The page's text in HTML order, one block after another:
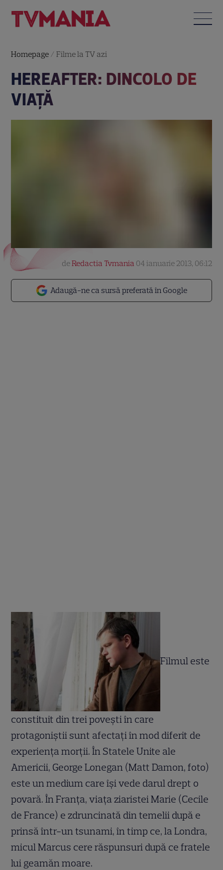
Homepage /Filme la TV azi
HEREAFTER: DINCOLO DE
VIAŢĂ
Adaugă-ne ca sursă preferată în Google
deRedactia Tvmania 04 ianuarie 2013, 06:12
Filmul este
constituit din trei povești în care
protagoniștii sunt afectați în mod diferit de
experiența morții. În Statele Unite ale
Americii, George Lonegan (Matt Damon, foto)
este un medium care își vede darul drept o
povară. În Franța, viața ziaristei Marie (Cecile
de France) e zdruncinată din temelii după e
prinsă într-un tsunami, în timp ce, la Londra,
micul Marcus cere răspunsuri după ce fratele
lui geamăn moare.